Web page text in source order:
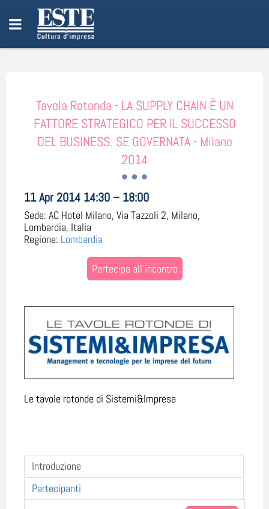
Tavola Rotonda - LA SUPPLY CHAIN È UN
FATTORE STRATEGICO PER IL SUCCESSO
DEL BUSINESS. SE GOVERNATA - Milano
2014
11 Apr 2014 14:30 – 18:00
Sede: AC Hotel Milano, Via Tazzoli 2, Milano,
Lombardia, Italia
Regione: Lombardia
Partecipa all'incontro
Le tavole rotonde di Sistemi&Impresa
Introduzione
Partecipanti